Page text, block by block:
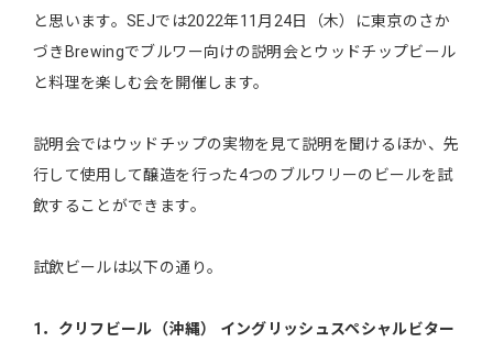
と思います。SEJでは2022年11月24日（木）に東京のさか
づきBrewingでブルワー向けの説明会とウッドチップビール
と料理を楽しむ会を開催します。
説明会ではウッドチップの実物を見て説明を聞けるほか、先
行して使用して醸造を行った4つのブルワリーのビールを試
飲することができます。
試飲ビールは以下の通り。
1．クリフビール（沖縄） イングリッシュスペシャルビター